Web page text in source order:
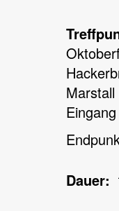
Eingang
Dauer